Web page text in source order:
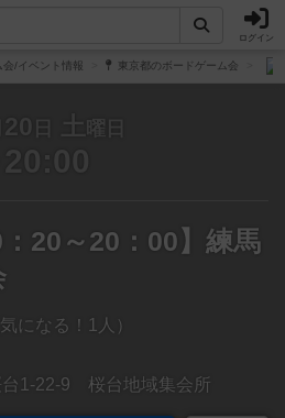
ログイン
会/イベント情報 東京都のボードゲーム会
20 日 土 曜日
：20～20：00】練馬
になる！1人）
台1-22-9 桜台地域集会所